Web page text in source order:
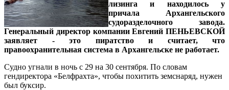
лизинга и находилось у
причала Архангельского
судоразделочного завода.
Генеральный директор компании Евгений ПЕНЬЕВСКОЙ
заявляет - это пиратство и считает, что
правоохранительная система в Архангельске не работает.
Судно угнали в ночь с 29 на 30 сентября. По словам
гендиректора «Белфрахта», чтобы похитить земснаряд, нужен
был буксир.